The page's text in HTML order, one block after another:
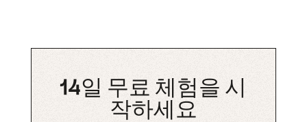
14일 무료 체험을 시
작하세요